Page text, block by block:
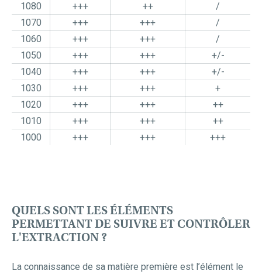
1080
+++ ++
/
1070
+++ +++
/
1060
+++ +++
/
1050
+++ +++
+/-
1040
+++ +++
+/-
1030
+++ +++
+
1020
+++ +++
++
1010
+++ +++
++
1000
+++ +++ +++
QUELS SONT LES ÉLÉMENTS
PERMETTANT DE SUIVRE ET CONTRÔLER
L'EXTRACTION ?
La connaissance de sa matière première est l’élément le